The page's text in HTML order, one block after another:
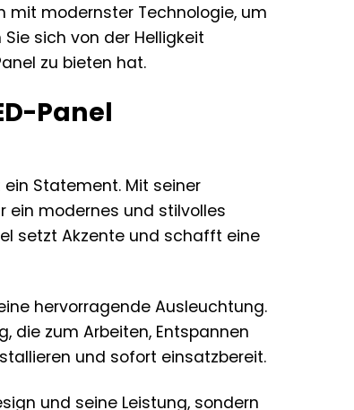
mit modernster Technologie, um
sich von der Helligkeit
zu bieten hat.
Panel
ein Statement. Mit seiner
ein modernes und stilvolles
setzt Akzente und schafft eine
hervorragende Ausleuchtung.
die zum Arbeiten, Entspannen
und sofort einsatzbereit.
und seine Leistung, sondern